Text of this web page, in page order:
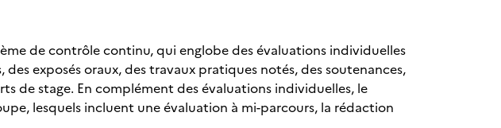
de contrôle continu, qui englobe des évaluations individuelles
exposés oraux, des travaux pratiques notés, des soutenances,
de stage. En complément des évaluations individuelles, le
lesquels incluent une évaluation à mi-parcours, la rédaction